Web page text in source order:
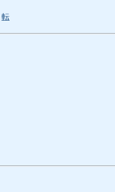
転